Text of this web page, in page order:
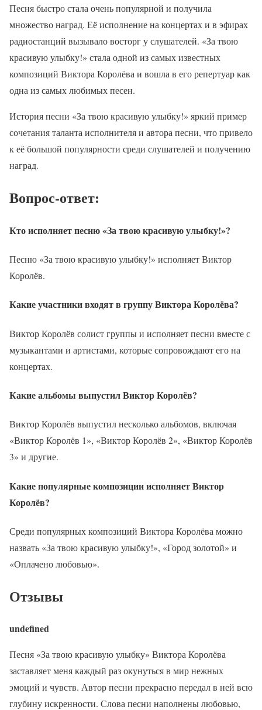
Песня быстро стала очень популярной и получила
множество наград. Её исполнение на концертах и в эфирах
радиостанций вызывало восторг у слушателей. «За твою
красивую улыбку!» стала одной из самых известных
композиций Виктора Королёва и вошла в его репертуар как
одна из самых любимых песен.
История песни «За твою красивую улыбку!» яркий пример
сочетания таланта исполнителя и автора песни, что привело
к её большой популярности среди слушателей и получению
наград.
Вопрос-ответ:
Кто исполняет песню «За твою красивую улыбку!»?
Песню «За твою красивую улыбку!» исполняет Виктор
Королёв.
Какие участники входят в группу Виктора Королёва?
Виктор Королёв солист группы и исполняет песни вместе с
музыкантами и артистами, которые сопровождают его на
концертах.
Какие альбомы выпустил Виктор Королёв?
Виктор Королёв выпустил несколько альбомов, включая
«Виктор Королёв 1», «Виктор Королёв 2», «Виктор Королёв
3» и другие.
Какие популярные композиции исполняет Виктор
Королёв?
Среди популярных композиций Виктора Королёва можно
назвать «За твою красивую улыбку!», «Город золотой» и
«Оплачено любовью».
Отзывы
undefined
Песня «За твою красивую улыбку» Виктора Королёва
заставляет меня каждый раз окунуться в мир нежных
эмоций и чувств. Автор песни прекрасно передал в ней всю
глубину искренности. Слова песни наполнены любовью,